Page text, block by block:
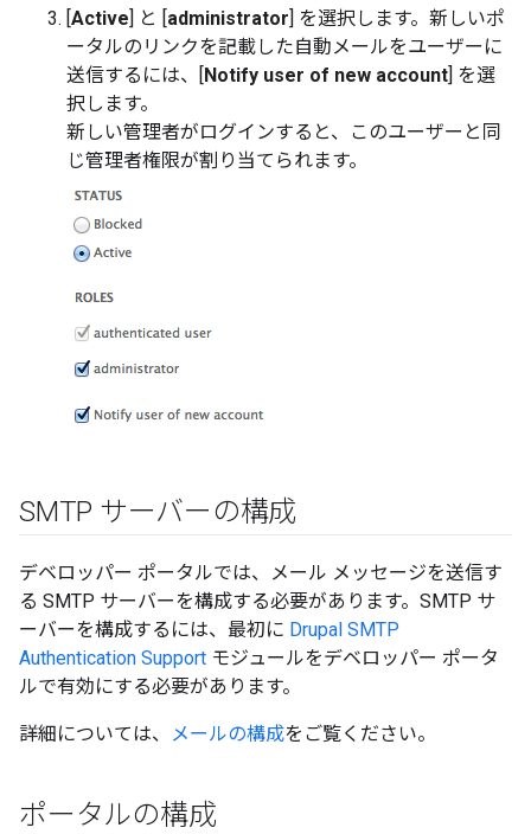
Active ] と [ administrator ] を選択します。新しいポ
ータルのリンクを記載した自動メールをユーザーに
送信するには、[
Notify user of new account ] を選
択します。
新しい管理者がログインすると、このユーザーと同
じ管理者権限が割り当てられます。
SMTP サーバーの構成
デベロッパー ポータルでは、メール メッセージを送信す
る SMTP サーバーを構成する必要があります。SMTP サ
ーバーを構成するには、最初に Drupal SMTP
Authentication Support モジュールをデベロッパー ポータ
ルで有効にする必要があります。
詳細については、 メールの構成をご覧ください。
ポータルの構成